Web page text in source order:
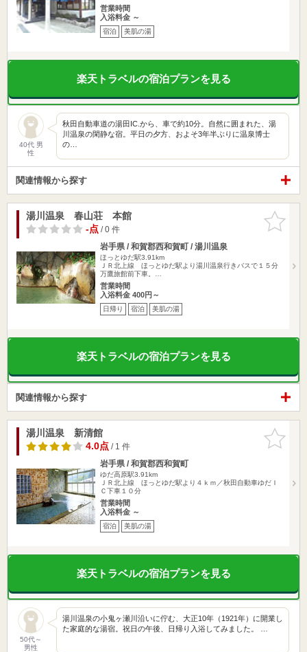
営業時間
入浴料金 ～
宿泊 美肌の湯
楽天トラベルの宿泊プランを見る
40代 男
性
秋田自動車道の湯田IC.から、車で約10分。自然に囲まれた、湯
川温泉の閑静な宿。平日の夕方、およそ3年半ぶりに温泉博士
の…
関連情報から探す
お気に入
りに追加
湯川温泉 春山荘 本館
-点/ 0 件
岩手県 / 和賀郡西和賀町 / 湯川温泉
ほっとゆだ駅3.91km
ＪＲ北上線 ほっとゆだ駅より湯川温泉行きバスで１５分
万鷹旅館前下車。…
営業時間
入浴料金 400円～
日帰り 宿泊 美肌の湯
楽天トラベルの宿泊プランを見る
関連情報から探す
お気に入
りに追加
湯川温泉 新清館
4.0点/ 1 件
岩手県 / 和賀郡西和賀町
ゆだ高原駅3.91km
ＪＲ北上線 ほっとゆだ駅より４ｋｍ／秋田自動車ゆだＩ
Ｃ下車１０分
営業時間
入浴料金 ～
宿泊 美肌の湯
楽天トラベルの宿泊プランを見る
50代～
男性
湯川温泉の小鬼ヶ瀬川沿いに佇む、大正10年（1921年）に開業し
た家庭的な湯宿。祝日の午後、日帰り入浴してみました。 …